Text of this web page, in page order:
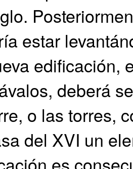
estar
edificación,
deberá
o las torres,
del XVI un